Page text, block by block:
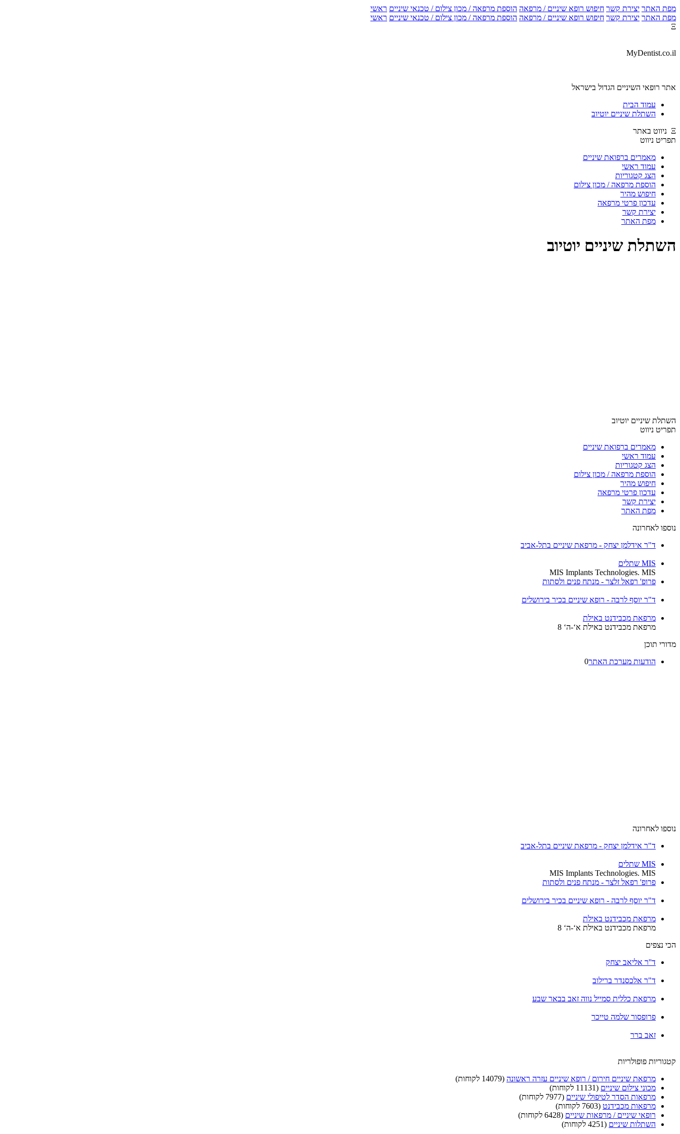
מפת האתר יצירת קשר חיפוש רופא שיניים / מרפאה הוספת מרפאה / מכון צילום / טכנאי שיניים ראשי
מפת האתר יצירת קשר חיפוש רופא שיניים / מרפאה הוספת מרפאה / מכון צילום / טכנאי שיניים ראשי
Ξ
MyDentist.co.il
אתר רופאי השיניים הגדול בישראל
עמוד הבית
השתלת שיניים יוטיוב
Ξ ניווט באתר
תפריט ניווט
מאמרים ברפואת שיניים
עמוד ראשי
הצג קטגוריות
הוספת מרפאה / מכון צילום
חיפוש מהיר
עדכון פרטי מרפאה
יצירת קשר
מפת האתר
השתלת שיניים יוטיוב
השתלת שיניים יוטיוב
תפריט ניווט
מאמרים ברפואת שיניים
עמוד ראשי
הצג קטגוריות
הוספת מרפאה / מכון צילום
חיפוש מהיר
עדכון פרטי מרפאה
יצירת קשר
מפת האתר
נוספו לאחרונה
ד"ר אידלמן יצחק - מרפאת שיניים בתל-אביב
MIS שתלים
MIS Implants Technologies. MIS
פרופ' רפאל זלצר - מנתח פנים ולסתות
ד"ר יוסף לרבה - רופא שיניים בכיר בירושלים
מרפאת מכבידנט באילת
מרפאת מכבידנט באילת א‘-ה‘ 8
מדורי תוכן
הודעות מערכת האתר0
נוספו לאחרונה
ד"ר אידלמן יצחק - מרפאת שיניים בתל-אביב
MIS שתלים
MIS Implants Technologies. MIS
פרופ' רפאל זלצר - מנתח פנים ולסתות
ד"ר יוסף לרבה - רופא שיניים בכיר בירושלים
מרפאת מכבידנט באילת
מרפאת מכבידנט באילת א‘-ה‘ 8
הכי נצפים
ד''ר אליאב יצחק
ד"ר אלכסנדר ברילוב
מרפאת כללית סמייל נווה זאב בבאר שבע
פרופסור שלמה טייכר
זאב ברר
קטגוריות פופולריות
מרפאת שיניים חירום / רופא שיניים עזרה ראשונה (14079 לקוחות)
מכוני צילום שיניים (11131 לקוחות)
מרפאות הסדר לטיפולי שיניים (7977 לקוחות)
מרפאות מכבידנט (7603 לקוחות)
רופאי שיניים / מרפאות שיניים (6428 לקוחות)
השתלות שיניים (4251 לקוחות)